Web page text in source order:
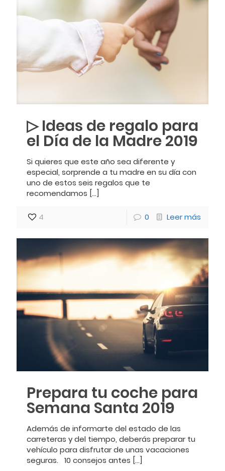
▷ Ideas de regalo para
el Día de la Madre 2019
Si quieres que este año sea diferente y
especial, sorprende a tu madre en su día con
uno de estos seis regalos que te
recomendamos […]
4 0 Leer más
Prepara tu coche para
Semana Santa 2019
Además de informarte del estado de las
carreteras y del tiempo, deberás preparar tu
vehículo para disfrutar de unas vacaciones
seguras. 10 consejos antes […]